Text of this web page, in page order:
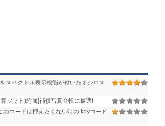
スペクトル表示機能が付いたオシロス
ソフト)附属]補償写真台帳に最適!
のコードは押えたくない時の keyコード